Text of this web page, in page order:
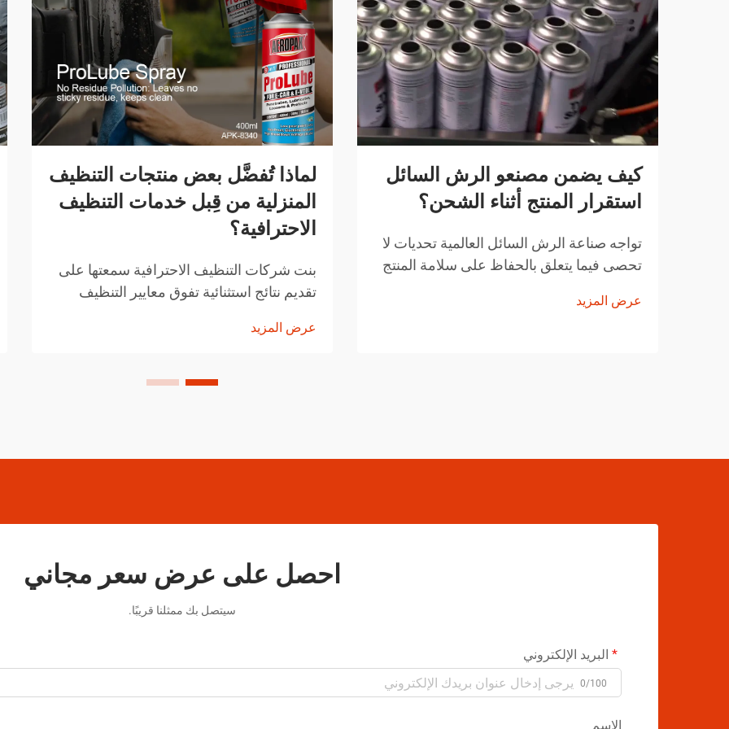
كيف يضمن مصنعو الرش السائل
استقرار المنتج أثناء الشحن؟
تواجه صناعة الرش السائل العالمية تحديات لا
تحصى فيما يتعلق بالحفاظ على سلامة المنتج
التغيرات في الضغط ومخاوف التعامل مع
عرض المزيد
لماذا تُفضَّل بعض منتجات التنظيف
المنزلية من قِبل خدمات التنظيف
الاحترافية؟
بنت شركات التنظيف الاحترافية سمعتها على
تقديم نتائج استثنائية تفوق معايير التنظيف
اختيارات عشوائية، بل هي حلول تم اختيارها
عرض المزيد
احصل على عرض سعر مجاني
سيتصل بك ممثلنا قريبًا.
البريد الإلكتروني
0/100
الاسم